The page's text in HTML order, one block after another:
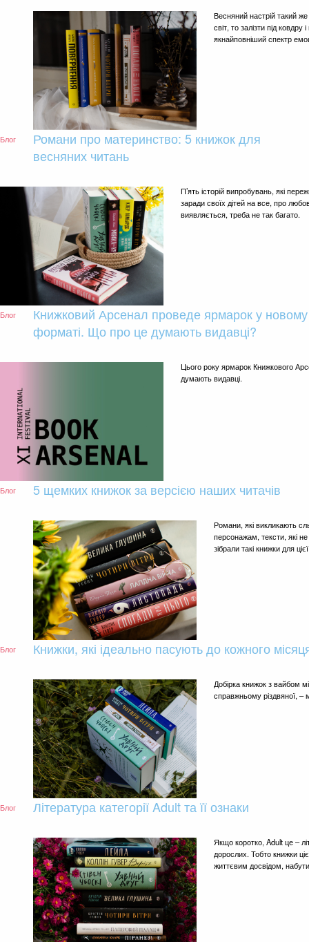
Весняний настрій такий
світ, то залізти під
якнайповніший спектр
Блог
Романи про материнство: 5 книжок для
весняних читань
П’ять історій випробувань, які
заради своїх дітей на все, про
виявляється, треба не так багато.
Блог
Книжковий Арсенал проведе ярмарок у новому
форматі. Що про це думають видавці?
Цього року ярмарок Книжкового
думають видавці.
Блог 5 щемких книжок за версією наших читачів
Романи, які викликають
персонажам, тексти, які
зібрали такі книжки для
Блог Книжки, які ідеально пасують до кожного
Добірка книжок з вайбом
справжньому різдвяної, –
Блог Література категорії Adult та її ознаки
Якщо коротко, Adult це –
дорослих. Тобто книжки
життєвим досвідом,